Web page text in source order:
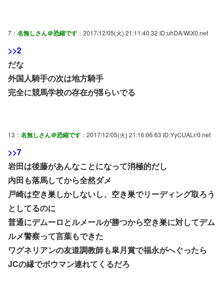
7： 名無しさん＠恐縮です ：2017/12/05(火) 21:11:40.32 ID:uhDA/WiX0.net
>>2
だな
外国人騎手の次は地方騎手
完全に競馬学校の存在が揺らいでる
13： 名無しさん＠恐縮です ：2017/12/05(火) 21:16:06.63 ID:YyCUALr/0.net
>>7
岩田は後藤があんなことになって消極的だし
内田も落馬してから全然ダメ
戸崎は空き巣しかしないし、空き巣でリーディング取ろう
としてるのに
普通にデムーロとルメールが勝つから空き巣に対してデム
ルメ警察って言葉もできた
ワグネリアンの友道調教師も皐月賞で福永がへぐったら
JCの縁でボウマン連れてくるだろ